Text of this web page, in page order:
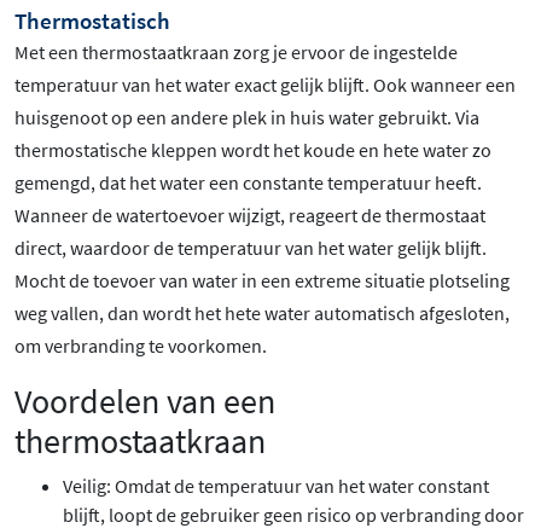
Thermostatisch
Met een thermostaatkraan zorg je ervoor de ingestelde
temperatuur van het water exact gelijk blijft. Ook wanneer een
huisgenoot op een andere plek in huis water gebruikt. Via
thermostatische kleppen wordt het koude en hete water zo
gemengd, dat het water een constante temperatuur heeft.
Wanneer de watertoevoer wijzigt, reageert de thermostaat
direct, waardoor de temperatuur van het water gelijk blijft.
Mocht de toevoer van water in een extreme situatie plotseling
weg vallen, dan wordt het hete water automatisch afgesloten,
om verbranding te voorkomen.
Voordelen van een
thermostaatkraan
Veilig: Omdat de temperatuur van het water constant
blijft, loopt de gebruiker geen risico op verbranding door